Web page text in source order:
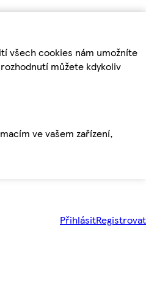
všech cookies nám umožníte
můžete kdykoliv
ve vašem zařízení,
PřihlásitRegistrovat